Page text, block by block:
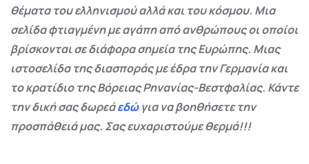
θέματα του ελληνισμού αλλά και του κόσμου. Μια
σελίδα φτιαγμένη με αγάπη από ανθρώπους οι οποίοι
βρίσκονται σε διάφορα σημεία της Ευρώπης. Μιας
ιστοσελίδα της διασποράς με έδρα την Γερμανία και
το κρατίδιο της Βόρειας Ρηνανίας-Βεστφαλίας. Κάντε
την δική σας δωρεάεδώγια να βοηθήσετε την
προσπάθειά μας. Σας ευχαριστούμε θερμά!!!